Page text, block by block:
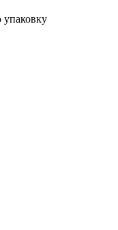
упаковку